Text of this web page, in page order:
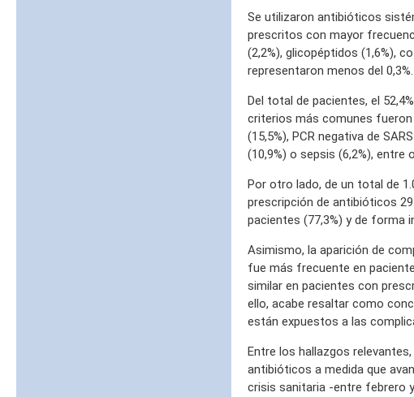
Se utilizaron antibióticos
prescritos con mayor
(2,2%), glicopéptidos (1,6%),
representaron menos del 0,3%.
Del total de pacientes, el
criterios más comunes
(15,5%), PCR negativa de
(10,9%) o sepsis (6,2%), entre
Por otro lado, de un total de
prescripción de antibióticos
pacientes (77,3%) y de forma
Asimismo, la aparición de
fue más frecuente en
similar en pacientes con
ello, acabe resaltar como
están expuestos a las
Entre los hallazgos
antibióticos a medida que
crisis sanitaria -entre febrero